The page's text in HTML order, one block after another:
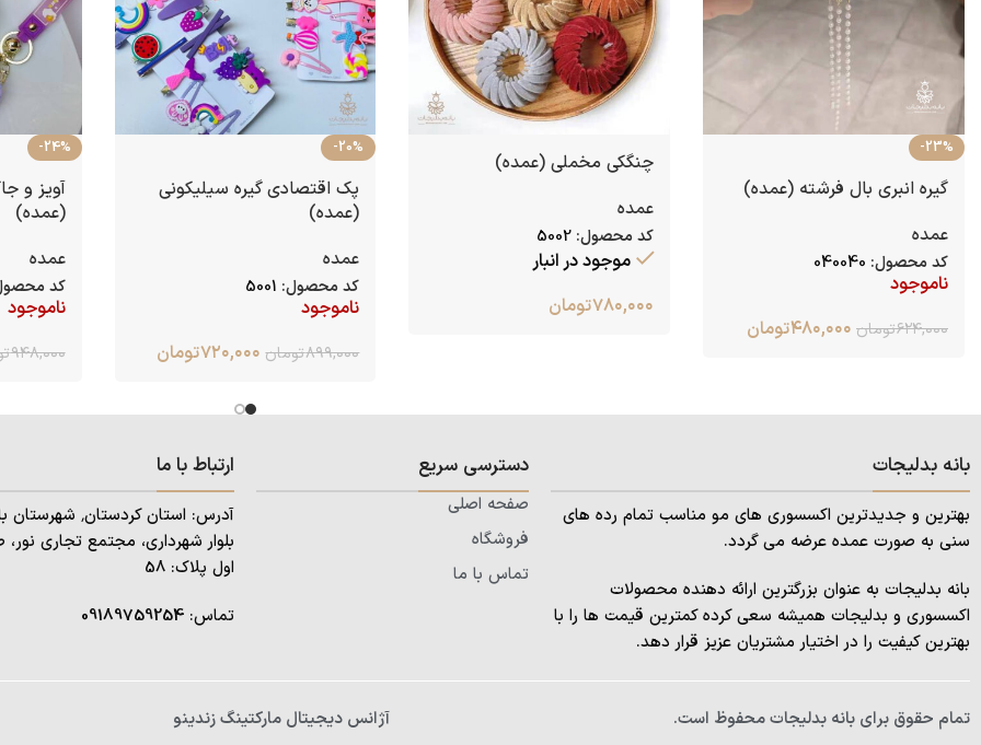
-23%
گیره انبری بال فرشته (عمده)
عمده
کد محصول: 040040
ناموجود
۶۲۴,۰۰۰تومان ۴۸۰,۰۰۰تومان
چنگکی مخملی (عمده)
عمده
کد محصول: 5002
موجود در انبار
۷۸۰,۰۰۰تومان
-20%
پک اقتصادی گیره سیلیکونی
(عمده)
عمده
کد محصول: 5001
ناموجود
۸۹۹,۰۰۰تومان ۷۲۰,۰۰۰تومان
-24%
آویز و
(عمده)
عمده
کد
ناموجود
۹۴۸,۰۰۰
بانه بدلیجات
بهترین و جدیدترین اکسسوری های مو مناسب تمام رده های
سنی به صورت عمده عرضه می گردد.
بانه بدلیجات به عنوان بزرگترین ارائه دهنده محصولات
اکسسوری و بدلیجات همیشه سعی کرده کمترین قیمت ها را با
بهترین کیفیت را در اختیار مشتریان عزیز قرار دهد.
دسترسی سریع
صفحه اصلی
فروشگاه
تماس با ما
ارتباط با ما
بلوار شهرداری، مجتمع تجاری نور،
اول پلاک: 58
تماس: 09189759254
تمام حقوق برای بانه بدلیجات محفوظ است. آژانس دیجیتال مارکتینگ زندینو